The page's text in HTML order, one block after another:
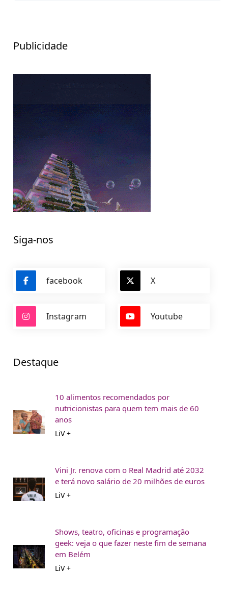
Publicidade
Siga-nos
facebook X
Instagram Youtube
Destaque
10 alimentos recomendados por
nutricionistas para quem tem mais de 60
anos
LiV +
Vini Jr. renova com o Real Madrid até 2032
e terá novo salário de 20 milhões de euros
LiV +
Shows, teatro, oficinas e programação
geek: veja o que fazer neste fim de semana
em Belém
LiV +